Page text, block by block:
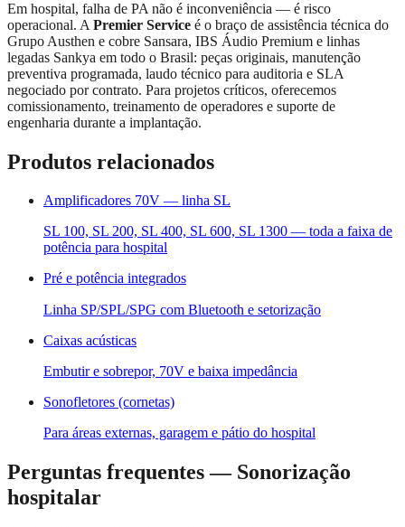
Em hospital, falha de PA não é inconveniência — é risco
operacional. A Premier Service é o braço de assistência técnica do
Grupo Austhen e cobre Sansara, IBS Áudio Premium e linhas
legadas Sankya em todo o Brasil: peças originais, manutenção
preventiva programada, laudo técnico para auditoria e SLA
negociado por contrato. Para projetos críticos, oferecemos
comissionamento, treinamento de operadores e suporte de
engenharia durante a implantação.
Produtos relacionados
Amplificadores 70V — linha SL
SL 100, SL 200, SL 400, SL 600, SL 1300 — toda a faixa de
potência para hospital
Pré e potência integrados
Linha SP/SPL/SPG com Bluetooth e setorização
Caixas acústicas
Embutir e sobrepor, 70V e baixa impedância
Sonofletores (cornetas)
Para áreas externas, garagem e pátio do hospital
Perguntas frequentes — Sonorização
hospitalar